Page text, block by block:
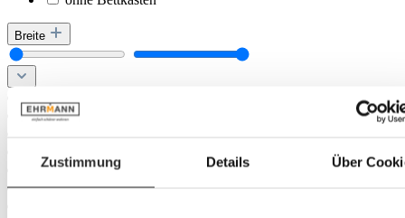
Zustimmung Details Über
Breite